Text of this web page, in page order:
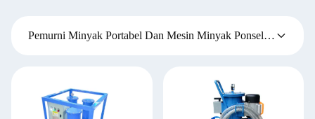
Pemurni Minyak Portabel Dan Mesin Minyak Ponsel(7)